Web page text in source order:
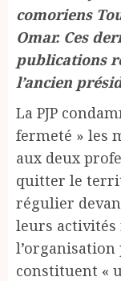
comoriens
Omar. Ces
publications
l’ancien
La PJP
fermeté » les
aux deux
quitter le
régulier
leurs activités
l’organisation
constituent «